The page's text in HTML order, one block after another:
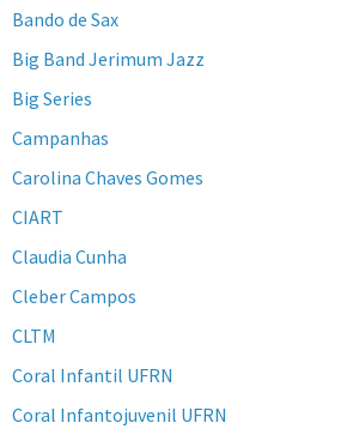
Bando de Sax
Big Band Jerimum Jazz
Big Series
Campanhas
Carolina Chaves Gomes
CIART
Claudia Cunha
Cleber Campos
CLTM
Coral Infantil UFRN
Coral Infantojuvenil UFRN